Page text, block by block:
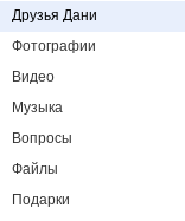
Друзья Дани
Фотографии
Видео
Музыка
Вопросы
Файлы
Подарки